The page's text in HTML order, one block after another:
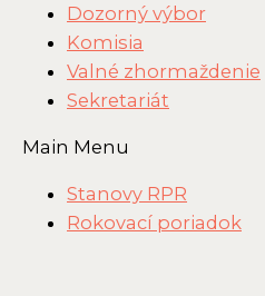
Dozorný výbor
Komisia
Valné zhormaždenie
Sekretariát
Main Menu
Stanovy RPR
Rokovací poriadok